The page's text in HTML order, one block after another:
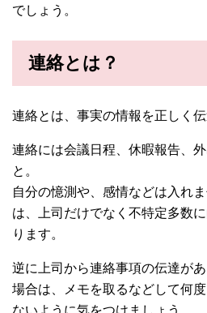
でしょう。
連絡とは？
連絡とは、事実の情報を正しく伝
連絡には会議日程、休暇報告、
と。
自分の憶測や、感情などは入れ
は、上司だけでなく不特定多数
ります。
逆に上司から連絡事項の伝達が
場合は、メモを取るなどして何
ないように気をつけましょう。